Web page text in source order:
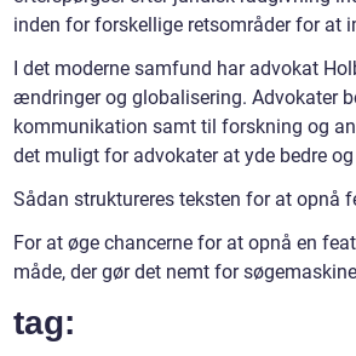
inden for forskellige retsområder for at
I det moderne samfund har advokat
ændringer og globalisering. Advokater
kommunikation samt til forskning og
det muligt for advokater at yde bedre
Sådan struktureres teksten for at opnå
For at øge chancerne for at opnå en
måde, der gør det nemt for
tag: